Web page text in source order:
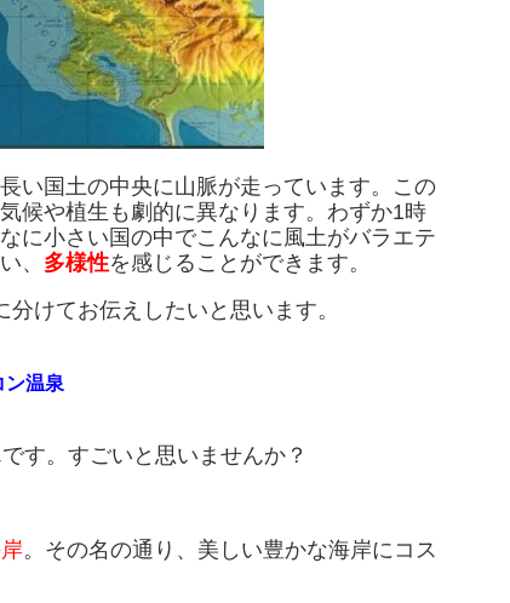
い国土の中央に山脈が走っています。この
候や植生も劇的に異なります。わずか1時
に小さい国の中でこんなに風土がバラエテ
、 多様性を感じることができます。
けてお伝えしたいと思います。
温泉
す。すごいと思いませんか？
。その名の通り、美しい豊かな海岸にコス